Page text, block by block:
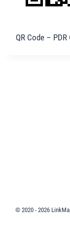
QR Code –
© 2020 - 2026